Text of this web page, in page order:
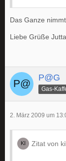
Das Ganze
Liebe Grüße Jutta
P@G
Gas-
2. März 2009 um
Zitat von